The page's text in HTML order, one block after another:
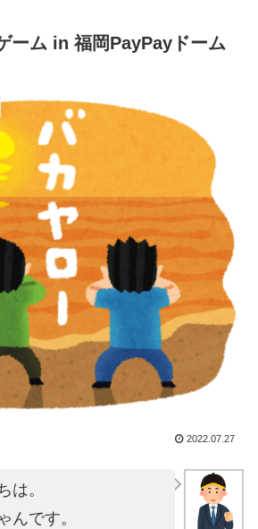
ーム in 福岡PayPayドーム
2022.07.27
は。
んです。